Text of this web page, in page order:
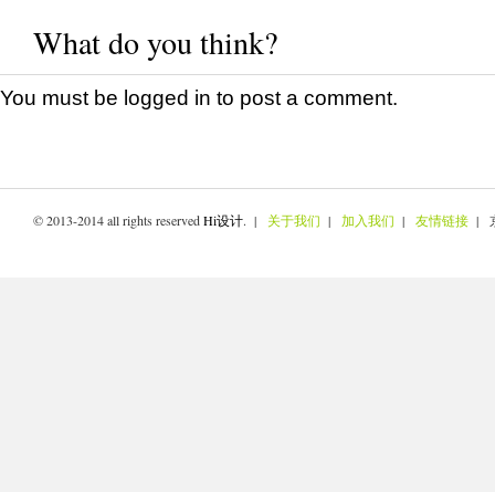
What do you think?
You must be logged in to post a comment.
© 2013-2014 all rights reservedHi设计. | 关于我们 | 加入我们 | 友情链接 |